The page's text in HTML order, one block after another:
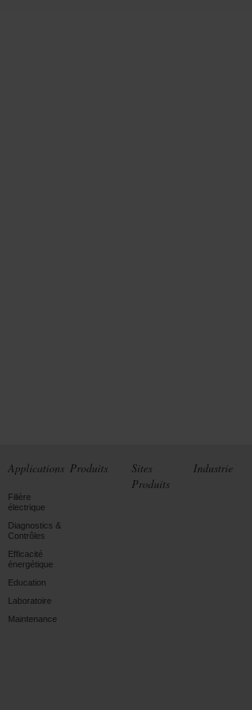
Applications
Filière
électrique
Diagnostics &
Contrôles
Efficacité
énergétique
Education
Laboratoire
Maintenance
Produits
Sites
Produits
Industrie